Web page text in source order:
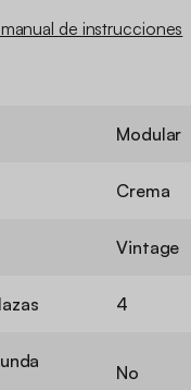
de instrucciones
Modular
Crema
Vintage
4
No